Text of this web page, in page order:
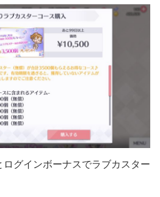
グインボーナスでラブカスター